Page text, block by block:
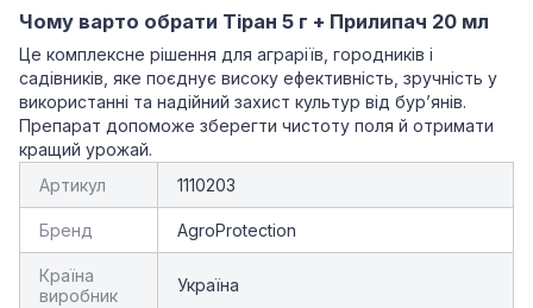
Чому варто обрати Тіран 5 г + Прилипач 20 мл
Це комплексне рішення для аграріїв, городників і
садівників, яке поєднує високу ефективність, зручність у
використанні та надійний захист культур від бур’янів.
Препарат допоможе зберегти чистоту поля й отримати
кращий урожай.
Артикул
1110203
Бренд AgroProtection
Країна
виробник
Україна